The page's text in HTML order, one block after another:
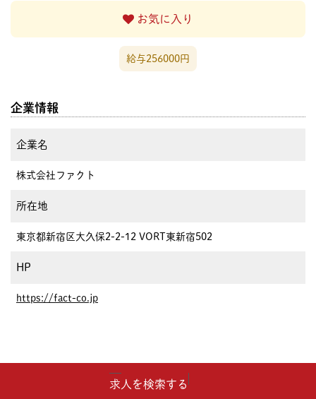
お気に入り
給与256000円
企業情報
企業名
株式会社ファクト
所在地
東京都新宿区大久保2-2-12 VORT東新宿502
HP
https://fact-co.jp
求人を検索する